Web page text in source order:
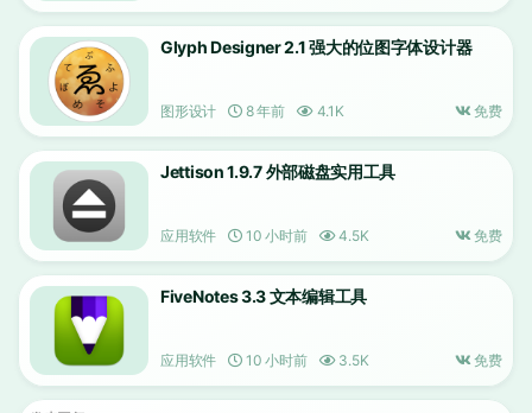
Glyph Designer 2.1 强大的位图字体设计器
图形设计 8 年前 4.1K 免费
Jettison 1.9.7 外部磁盘实用工具
应用软件 10 小时前 4.5K 免费
FiveNotes 3.3 文本编辑工具
应用软件 10 小时前 3.5K 免费